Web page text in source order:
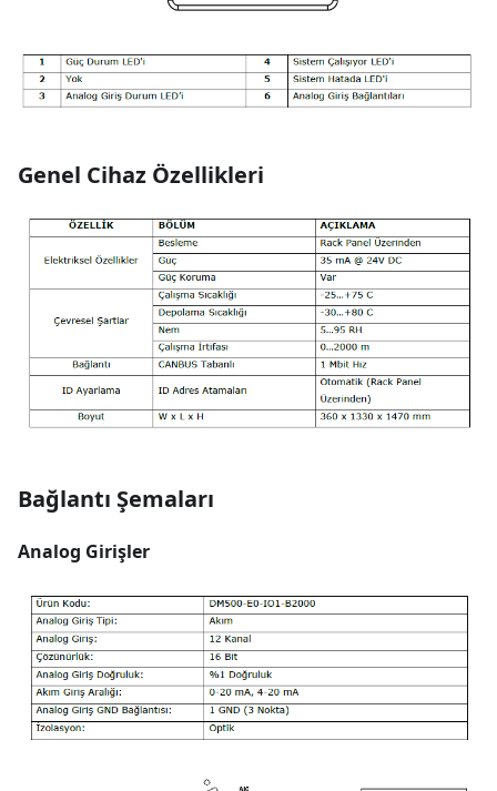
Genel Cihaz Özellikleri
Bağlantı Şemaları
Analog Girişler